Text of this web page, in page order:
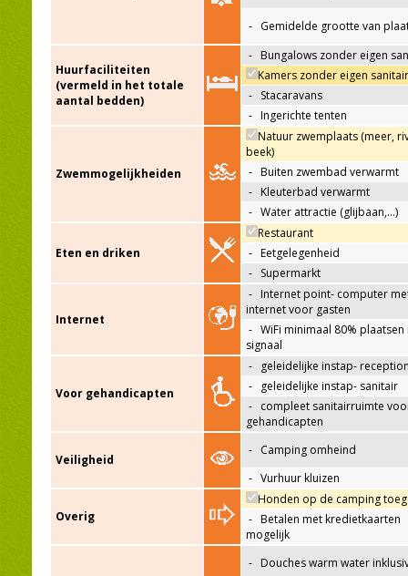
- Gemidelde grootte van
Huurfaciliteiten
(vermeld in het totale
aantal bedden)
- Bungalows zonder eigen
Kamers zonder eigen sanitair
- Stacaravans
- Ingerichte tenten
Zwemmogelijkheiden
Natuur zwemplaats (meer,
beek)
- Buiten zwembad verwarmt
- Kleuterbad verwarmt
- Water attractie (glijbaan,…)
Eten en driken
Restaurant
- Eetgelegenheid
- Supermarkt
Internet
- Internet point- computer
internet voor gasten
- WiFi minimaal 80% plaatsen
signaal
Voor gehandicapten
-
geleidelijke instap-
-
geleidelijke instap- sanitair
- compleet sanitairruimte
gehandicapten
Veiligheid
- Camping omheind
- Vurhuur kluizen
Overig
Honden op de camping
- Betalen met kredietkaarten
mogelijk
- Douches warm water